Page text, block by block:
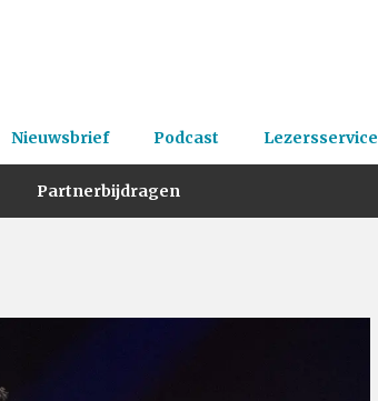
Nieuwsbrief Podcast Lezersservice
Partnerbijdragen